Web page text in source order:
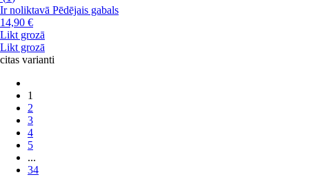
Ir noliktavā Pēdējais gabals
14,90 €
Likt grozā
Likt grozā
citas varianti
1
2
3
4
5
...
34